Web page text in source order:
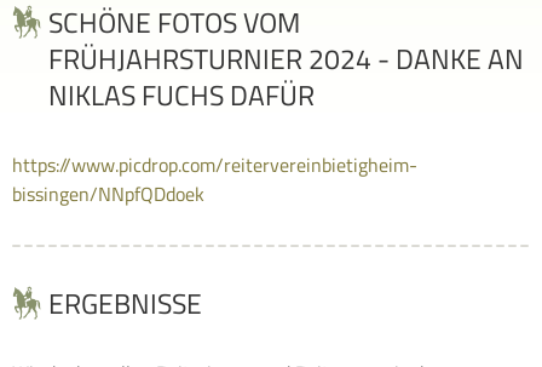
SCHÖNE FOTOS VOM
FRÜHJAHRSTURNIER 2024 - DANKE AN
NIKLAS FUCHS DAFÜR
https://www.picdrop.com/reitervereinbietigheim-
bissingen/NNpfQDdoek
ERGEBNISSE